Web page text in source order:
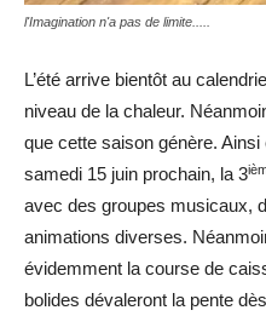
l'Imagination n'a pas de limite.....
L’été arrive bientôt au
niveau de la chaleur.
que cette saison génère.
samedi 15 juin prochain, la 3
avec des groupes musicaux,
animations diverses.
évidemment la course de
bolides dévaleront la pente